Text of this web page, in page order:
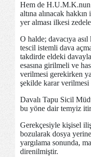
Hem de H.U.M.K.nun
altına alınacak
yer alması ilkesi
O halde; davacıya
tescil istemli dava
takdirde eldeki
esasına girilmeli ve
verilmesi gerekirken
şekilde karar
Davalı Tapu Sicil
bu yöne dair temyiz
Gerekçesiyle kişisel
bozularak dosya
yargılama sonunda,
direnilmiştir.